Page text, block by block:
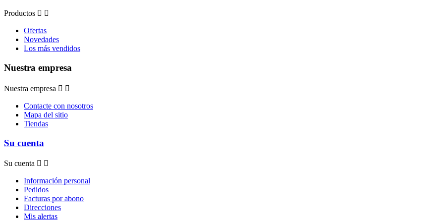
Productos  
Ofertas
Novedades
Los más vendidos
Nuestra empresa
Nuestra empresa  
Contacte con nosotros
Mapa del sitio
Tiendas
Su cuenta
Su cuenta  
Información personal
Pedidos
Facturas por abono
Direcciones
Mis alertas